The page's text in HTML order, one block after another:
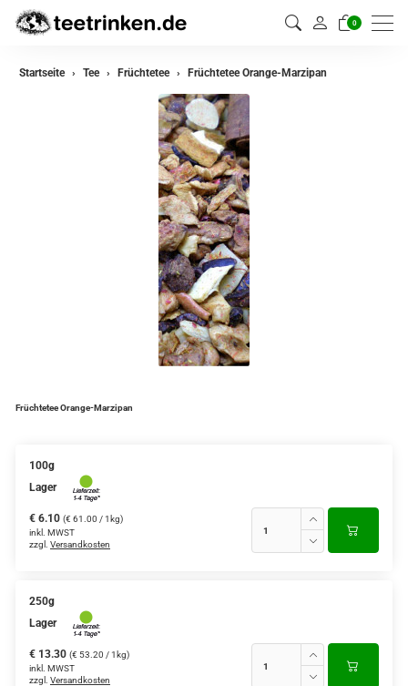
0
zurück
Teemischungen
Rooibos Tee
Aromatisierter Grüntee
Früchtetee
Startseite Tee Früchtetee Früchtetee Orange-Marzipan
Früchtetee Orange-Marzipan
100g
Lager
€ 6.10 (€ 61.00 / 1kg)
inkl. MWST
zzgl. Versandkosten
250g
Lager
€ 13.30 (€ 53.20 / 1kg)
inkl. MWST
zzgl. Versandkosten